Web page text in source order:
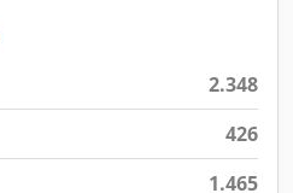
2.348
426
1.465